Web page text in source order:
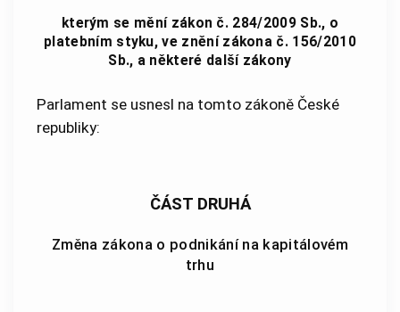
kterým se mění zákon č. 284/2009 Sb., o
platebním styku, ve znění zákona č. 156/2010
Sb., a některé další zákony
Parlament se usnesl na tomto zákoně České
republiky:
ČÁST DRUHÁ
Změna zákona o podnikání na kapitálovém
trhu